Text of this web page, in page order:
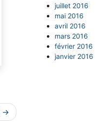
juillet 2016
mai 2016
avril 2016
mars 2016
février 2016
janvier 2016